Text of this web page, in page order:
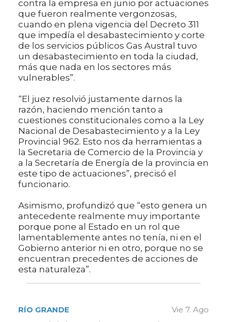
contra la empresa en junio por actuaciones
que fueron realmente vergonzosas,
cuando en plena vigencia del Decreto 311
que impedía el desabastecimiento y corte
de los servicios públicos Gas Austral tuvo
un desabastecimiento en toda la ciudad,
más que nada en los sectores más
vulnerables”.
“El juez resolvió justamente darnos la
razón, haciendo mención tanto a
cuestiones constitucionales como a la Ley
Nacional de Desabastecimiento y a la Ley
Provincial 962. Esto nos da herramientas a
la Secretaria de Comercio de la Provincia y
a la Secretaría de Energía de la provincia en
este tipo de actuaciones”, precisó el
funcionario.
Asimismo, profundizó que “esto genera un
antecedente realmente muy importante
porque pone al Estado en un rol que
lamentablemente antes no tenía, ni en el
Gobierno anterior ni en otro, porque no se
encuentran precedentes de acciones de
esta naturaleza”.
RÍO GRANDE Vie 7. Ago